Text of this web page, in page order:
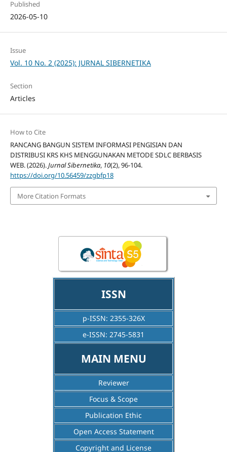
Published
2026-05-10
Issue
Vol. 10 No. 2 (2025): JURNAL SIBERNETIKA
Section
Articles
How to Cite
RANCANG BANGUN SISTEM INFORMASI PENGISIAN DAN
DISTRIBUSI KRS KHS MENGGUNAKAN METODE SDLC BERBASIS
WEB. (2026).Jurnal Sibernetika, 10(2), 96-104.
https://doi.org/10.56459/zzgbfp18
More Citation Formats
ISSN
p-ISSN: 2355-326X
e-ISSN: 2745-5831
MAIN MENU
Reviewer
Focus & Scope
Publication Ethic
Open Access Statement
Copyright and License